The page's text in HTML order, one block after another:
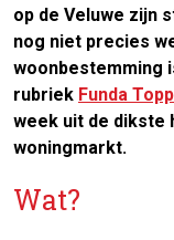
op de Veluwe zijn
nog niet precies
woonbestemming
rubriek Funda
week uit de dikste
woningmarkt.
Wat?